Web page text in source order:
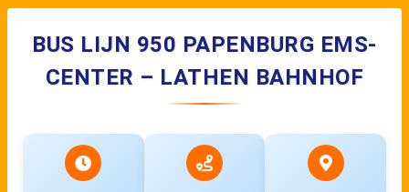
BUS LIJN 950 PAPENBURG EMS-
CENTER – LATHEN BAHNHOF